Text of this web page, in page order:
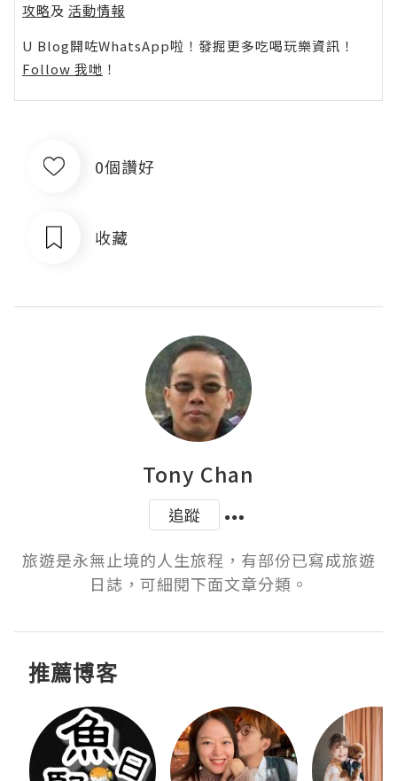
攻略及 活動情報
U Blog開咗WhatsApp啦！發掘更多吃喝玩樂資訊！
Follow 我哋 ！
0個讚好
收藏
Tony Chan
追蹤
旅遊是永無止境的人生旅程，有部份已寫成旅遊
日誌，可細閱下面文章分類。
推薦博客